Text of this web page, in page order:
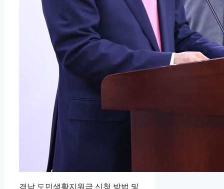
경남 도민생활지원금 신청 방법 및